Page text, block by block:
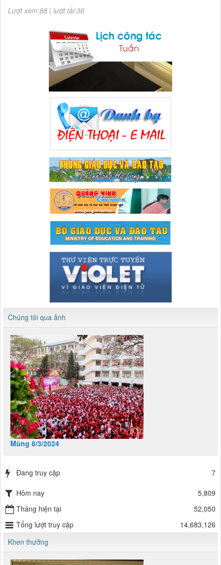
Lượt xem:88 | lượt tải:36
Chương 822- Mẫu biểu số 75
CÔNG KHAI THỰC HIỆN THU-CHI NGÂN SÁCH 6 THÁNG NĂM
Lượt xem:88 | lượt tải:36
Chúng tôi qua ảnh
Mùng 8/3/2024
Đang truy cập 7
Hôm nay
5,809
Tháng hiện tại
52,050
Tổng lượt truy cập
14,683,126
Khen thưởng